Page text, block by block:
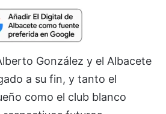
González y el Albacete
a su fin, y tanto el
como el club blanco